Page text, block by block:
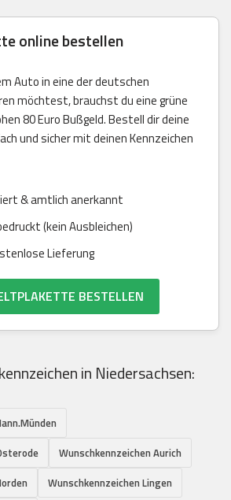
online bestellen
Auto in eine der deutschen
möchtest, brauchst du eine grüne
80 Euro Bußgeld. Bestell dir deine
und sicher mit deinen Kennzeichen
& amtlich anerkannt
(kein Ausbleichen)
Lieferung
BESTELLEN
in Niedersachsen:
Wunschkennzeichen Aurich
Wunschkennzeichen Lingen